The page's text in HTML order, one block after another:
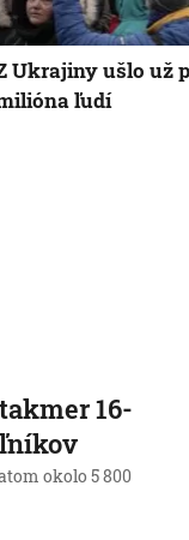
Ukrajiny ušlo už
ľudí
16-
okolo 5 800